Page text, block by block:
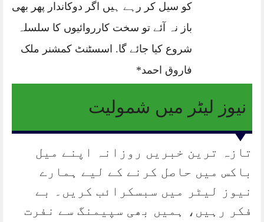
کو سیل کر رہے ہیں اگر دوکاندار پھر بھی
باز نہ آئے تو سخت کارروائیوں کا سلسلہ
شروع کیا جائے گا. اسسٹنٹ کمشنر ملک
فاروق احمد*
نیوز لیٹر میں شمولیت
تازہ ترین خبریں روزانہ اپنے میل
باکس میں حاصل کرنے کے لیے ہمارے
نیوز لیٹر میں سبسکرائب کریں۔ بے
فکر رہیں، ہمیں بھی سپیمنگ سے نفرت